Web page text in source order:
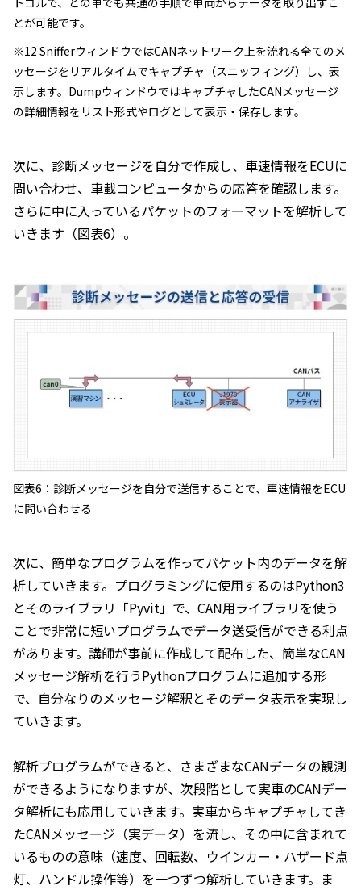
とが可能です。
※12 SnifferウィンドウではCANネットワーク上を流れる全てのメ
ッセージをリアルタイムでキャプチャ（スニッフィング）し、表
示します。DumpウィンドウではキャプチャしたCANメッセージ
の詳細情報をリスト形式やログとして表示・保存します。
次に、診断メッセージを自分で作成し、車速情報をECUに
問い合わせ、車載コンピュータからの応答を確認します。
さらに中に入っているパケットのフォーマットを解析して
いきます（図表6）。
図表6：診断メッセージを自分で送信することで、車速情報をECU
に問い合わせる
次に、簡単なプログラムを作ってパケット内のデータを解
析していきます。プログラミングに使用するのはPython3
とそのライブラリ「Pyvit」で、CAN用ライブラリを使う
ことで非常に短いプログラムでデータ送受信ができる利点
があります。講師が事前に作成して配布した、簡単なCAN
メッセージ解析を行うPythonプログラムに追加する形
で、自分なりのメッセージ解釈とそのデータ表示を実現し
ていきます。
解析プログラムができると、さまざまなCANデータの観測
ができるようになりますが、次段階として実車のCANデー
タ解析にも応用していきます。実車からキャプチャしてき
たCANメッセージ（実データ）を流し、その中に含まれて
いるものの意味（速度、回転数、ウインカー・ハザード点
灯、ハンドル操作等）を一つずつ解析していきます。ま